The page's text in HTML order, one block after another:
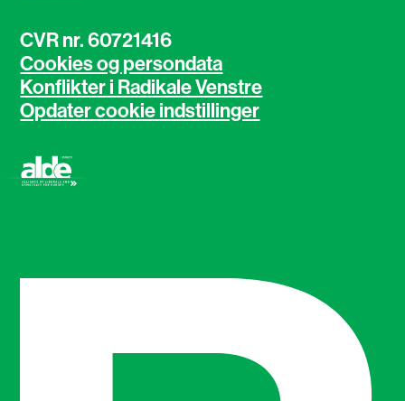
CVR nr. 60721416
Cookies og persondata
Konflikter i Radikale Venstre
Opdater cookie indstillinger